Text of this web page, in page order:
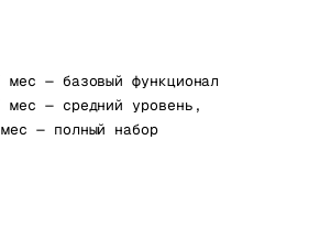
— базовый функционал
— средний уровень,
— полный набор